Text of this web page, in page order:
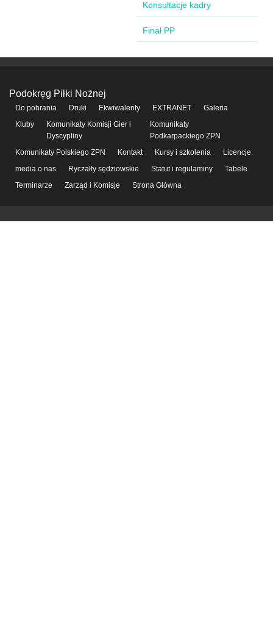
Konsultacje kadry
Finał PP
Podokręg Piłki Nożnej
Do pobrania Druki Ekwiwalenty EXTRANET
Galeria
Kluby
Komunikaty Komisji Gier i
Dyscypliny
Komunikaty
Podkarpackiego ZPN
Komunikaty Polskiego ZPN
Kontakt Kursy i szkolenia
Licencje
media o nas
Ryczałty sędziowskie Statut i regulaminy
Tabele
Terminarze
Zarząd i Komisje Strona Główna